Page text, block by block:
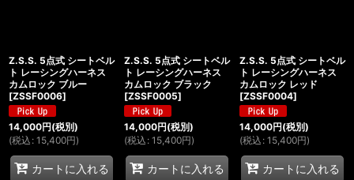
Z.S.S. 5点式 シートベル
ト レーシングハーネス
カムロック ブルー
[ZSSF0006]
14,000円(税別)
(税込 : 15,400円)
カートに入れる
Z.S.S. 5点式 シートベル
ト レーシングハーネス
カムロック ブラック
[ZSSF0005]
14,000円(税別)
(税込 : 15,400円)
カートに入れる
Z.S.S. 5点式 シートベル
ト レーシングハーネス
カムロック レッド
[ZSSF0004]
14,000円(税別)
(税込 : 15,400円)
カートに入れる